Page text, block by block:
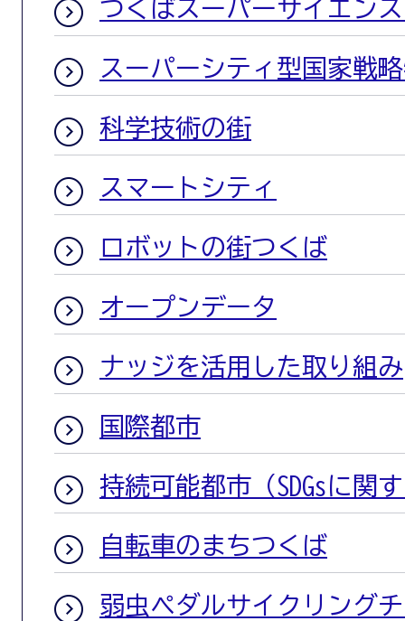
つくばスーパーサイエン
スーパーシティ型国家戦
科学技術の街
スマートシティ
ロボットの街つくば
オープンデータ
ナッジを活用した取り組み
国際都市
持続可能都市（SDGsに関
自転車のまちつくば
弱虫ペダルサイクリング